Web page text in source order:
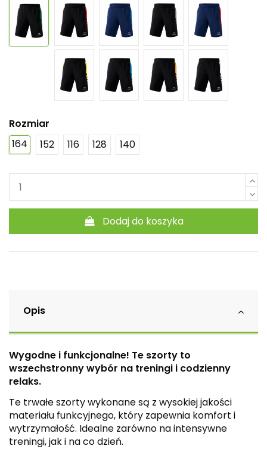
Rozmiar
164
152 116 128 140
Dodaj do koszyka
Opis
Wygodne i funkcjonalne! Te szorty to
wszechstronny wybór na treningi i codzienny
relaks.
Te trwałe szorty wykonane są z wysokiej jakości
materiału funkcyjnego, który zapewnia komfort i
wytrzymałość. Idealne zarówno na intensywne
treningi, jak i na co dzień.